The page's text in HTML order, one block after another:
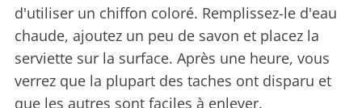
d'utiliser un chiffon coloré. Remplissez-le d'eau
chaude, ajoutez un peu de savon et placez la
serviette sur la surface. Après une heure, vous
verrez que la plupart des taches ont disparu et
que les autres sont faciles à enlever.